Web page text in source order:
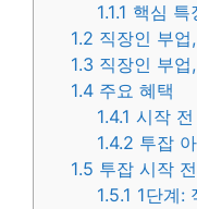
1.1.1 핵심 특
1.2 직장인 부
1.3 직장인 부
1.4 주요 혜택
1.4.1 시작
1.4.2 투잡
1.5 투잡 시작
1.5.1 1단계: